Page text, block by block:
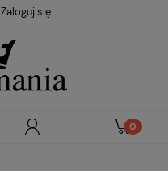
Zaloguj się